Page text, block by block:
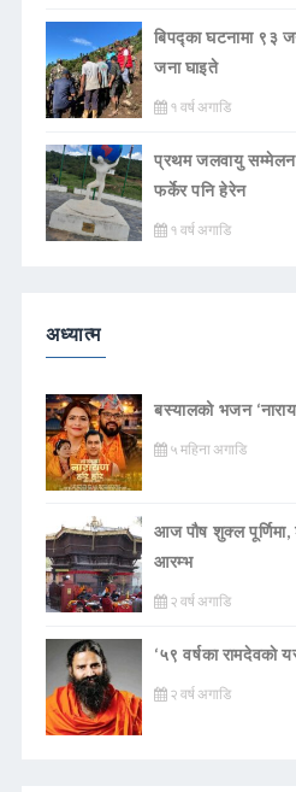
बिपद्का घटनामा ९३
जना घाइते
१ वर्ष अगाडि
प्रथम जलवायु
फर्केर पनि हेरेन
१ वर्ष अगाडि
अध्यात्म
बस्यालको भजन
५ महिना अगाडि
आज पौष शुक्ल पूर्णिमा,
आरम्भ
२ वर्ष अगाडि
‘५९ वर्षका रामदेवकाे
२ वर्ष अगाडि